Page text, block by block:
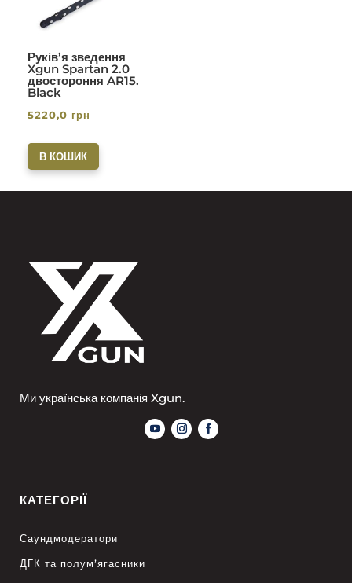
Руків’я зведення
Xgun Spartan 2.0
двостороння AR15.
Black
5220,0 грн
В КОШИК
Ми українська компанія Xgun.
КАТЕГОРІЇ
Саундмодератори
ДГК та полум’ягасники